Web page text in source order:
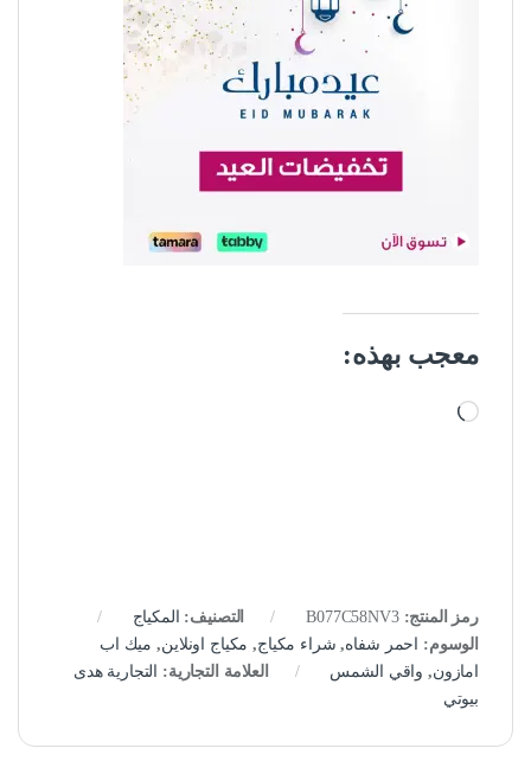
معجب بهذه:
جاري التحميل…
رمز المنتج:B077C58NV3 التصنيف: المكياج
الوسوم:
احمر شفاه, شراء مكياج, مكياج اونلاين, ميك اب
امازون, واقي الشمس العلامة التجارية:
التجارية هدى
بيوتي